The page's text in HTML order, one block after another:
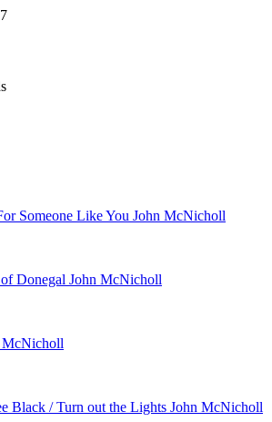
Someone Like You John McNicholl
Donegal John McNicholl
McNicholl
Black / Turn out the Lights John McNicholl